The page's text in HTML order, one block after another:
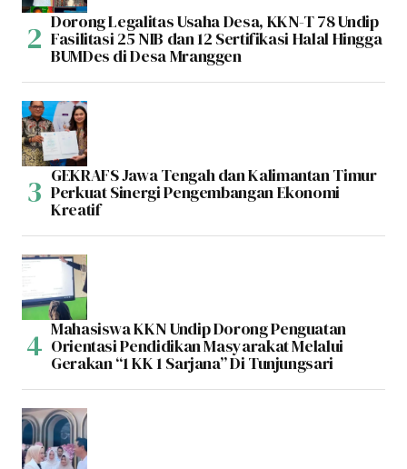
Dorong Legalitas Usaha Desa, KKN-T 78 Undip
Fasilitasi 25 NIB dan 12 Sertifikasi Halal Hingga
BUMDes di Desa Mranggen
GEKRAFS Jawa Tengah dan Kalimantan Timur
Perkuat Sinergi Pengembangan Ekonomi
Kreatif
Mahasiswa KKN Undip Dorong Penguatan
Orientasi Pendidikan Masyarakat Melalui
Gerakan “1 KK 1 Sarjana” Di Tunjungsari